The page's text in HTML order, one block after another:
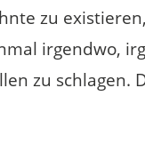
zu
irgendwo,
zu schlagen.